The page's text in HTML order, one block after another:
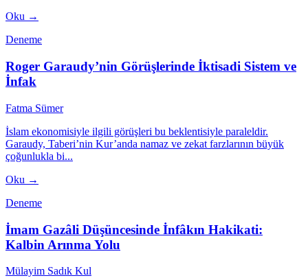
Oku →
Deneme
Roger Garaudy’nin Görüşlerinde İktisadi Sistem ve
İnfak
Fatma Sümer
İslam ekonomisiyle ilgili görüşleri bu beklentisiyle paraleldir.
Garaudy, Taberi’nin Kur’anda namaz ve zekat farzlarının büyük
çoğunlukla bi...
Oku →
Deneme
İmam Gazâli Düşüncesinde İnfâkın Hakikati:
Kalbin Arınma Yolu
Mülayim Sadık Kul